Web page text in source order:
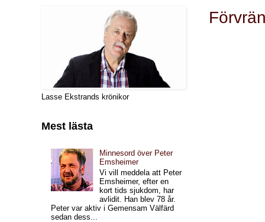
Lasse Ekstrands krönikor
Mest lästa
Minnesord över Peter
Emsheimer
Vi vill meddela att Peter
Emsheimer, efter en
kort tids sjukdom, har
avlidit. Han blev 78 år.
Peter var aktiv i Gemensam Välfärd
sedan dess...